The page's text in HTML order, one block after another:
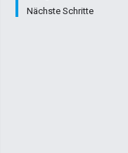
Nächste Schritte